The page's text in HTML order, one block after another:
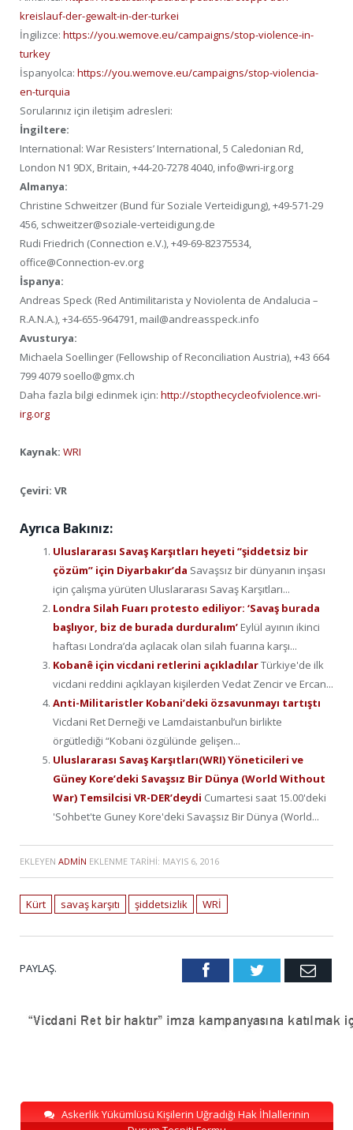
kreislauf-der-gewalt-in-der-turkei
İngilizce: https://you.wemove.eu/campaigns/stop-violence-in-
turkey
İspanyolca: https://you.wemove.eu/campaigns/stop-violencia-
en-turquia
Sorularınız için iletişim adresleri:
İngiltere:
International: War Resisters’ International, 5 Caledonian Rd,
London N1 9DX, Britain, +44-20-7278 4040, info@wri-irg.org
Almanya:
Christine Schweitzer (Bund für Soziale Verteidigung), +49-571-29
456, schweitzer@soziale-verteidigung.de
Rudi Friedrich (Connection e.V.), +49-69-82375534,
office@Connection-ev.org
İspanya:
Andreas Speck (Red Antimilitarista y Noviolenta de Andalucia –
R.A.N.A.), +34-655-964791, mail@andreasspeck.info
Avusturya:
Michaela Soellinger (Fellowship of Reconciliation Austria), +43 664
799 4079 soello@gmx.ch
Daha fazla bilgi edinmek için: http://stopthecycleofviolence.wri-
irg.org
Kaynak: WRI
Çeviri: VR
Ayrıca Bakınız:
Uluslararası Savaş Karşıtları heyeti “şiddetsiz bir
çözüm” için Diyarbakır’da Savaşsız bir dünyanın inşası
için çalışma yürüten Uluslararası Savaş Karşıtları...
Londra Silah Fuarı protesto ediliyor: ‘Savaş burada
başlıyor, biz de burada durduralım’ Eylül ayının ikinci
haftası Londra’da açılacak olan silah fuarına karşı...
Kobanê için vicdani retlerini açıkladılarTürkiye'de ilk
vicdani reddini açıklayan kişilerden Vedat Zencir ve Ercan...
Anti-Militaristler Kobani’deki özsavunmayı tartıştı
Vicdani Ret Derneği ve Lamdaistanbul’un birlikte
örgütlediği “Kobani özgülünde gelişen...
Uluslararası Savaş Karşıtları(WRI) Yöneticileri ve
Güney Kore’deki Savaşsız Bir Dünya (World Without
War) Temsilcisi VR-DER’deydi Cumartesi saat 15.00'deki
'Sohbet'te Guney Kore'deki Savaşsız Bir Dünya (World...
EKLEYEN ADMIN EKLENME TARIHI: MAYIS 6, 2016
Kürt savaş karşıtı şiddetsizlik WRİ
PAYLAŞ. FacebookTwitter Email
Askerlik Yükümlüsü Kişilerin Uğradığı Hak İhlallerinin